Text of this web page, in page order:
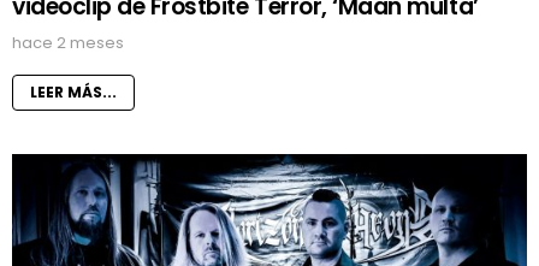
hace 2 meses
LEER MÁS...